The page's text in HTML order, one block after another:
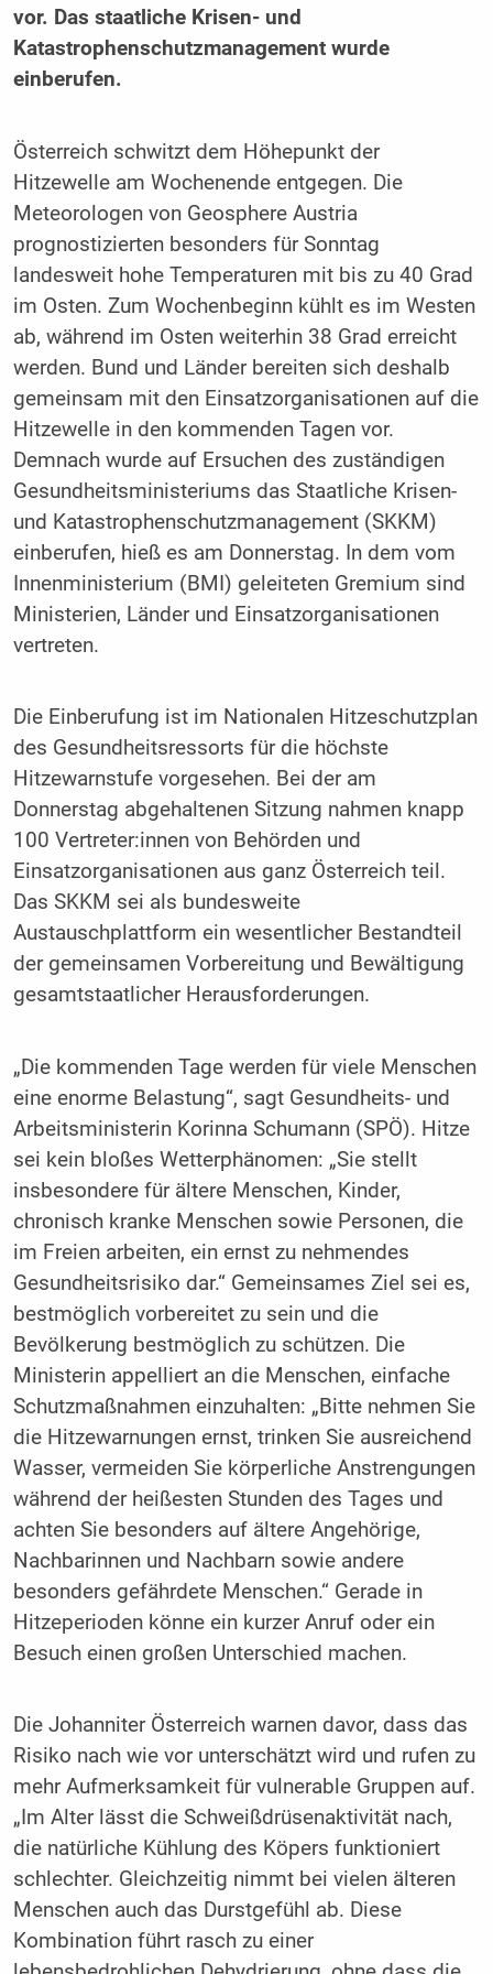
vor. Das staatliche Krisen- und
Katastrophenschutzmanagement wurde
einberufen.
Österreich schwitzt dem Höhepunkt der
Hitzewelle am Wochenende entgegen. Die
Meteorologen von Geosphere Austria
prognostizierten besonders für Sonntag
landesweit hohe Temperaturen mit bis zu 40 Grad
im Osten. Zum Wochenbeginn kühlt es im Westen
ab, während im Osten weiterhin 38 Grad erreicht
werden. Bund und Länder bereiten sich deshalb
gemeinsam mit den Einsatzorganisationen auf die
Hitzewelle in den kommenden Tagen vor.
Demnach wurde auf Ersuchen des zuständigen
Gesundheitsministeriums das Staatliche Krisen-
und Katastrophenschutzmanagement (SKKM)
einberufen, hieß es am Donnerstag. In dem vom
Innenministerium (BMI) geleiteten Gremium sind
Ministerien, Länder und Einsatzorganisationen
vertreten.
Die Einberufung ist im Nationalen Hitzeschutzplan
des Gesundheitsressorts für die höchste
Hitzewarnstufe vorgesehen. Bei der am
Donnerstag abgehaltenen Sitzung nahmen knapp
100 Vertreter:innen von Behörden und
Einsatzorganisationen aus ganz Österreich teil.
Das SKKM sei als bundesweite
Austauschplattform ein wesentlicher Bestandteil
der gemeinsamen Vorbereitung und Bewältigung
gesamtstaatlicher Herausforderungen.
„Die kommenden Tage werden für viele Menschen
eine enorme Belastung“, sagt Gesundheits- und
Arbeitsministerin Korinna Schumann (SPÖ). Hitze
sei kein bloßes Wetterphänomen: „Sie stellt
insbesondere für ältere Menschen, Kinder,
chronisch kranke Menschen sowie Personen, die
im Freien arbeiten, ein ernst zu nehmendes
Gesundheitsrisiko dar.“ Gemeinsames Ziel sei es,
bestmöglich vorbereitet zu sein und die
Bevölkerung bestmöglich zu schützen. Die
Ministerin appelliert an die Menschen, einfache
Schutzmaßnahmen einzuhalten: „Bitte nehmen Sie
die Hitzewarnungen ernst, trinken Sie ausreichend
Wasser, vermeiden Sie körperliche Anstrengungen
während der heißesten Stunden des Tages und
achten Sie besonders auf ältere Angehörige,
Nachbarinnen und Nachbarn sowie andere
besonders gefährdete Menschen.“ Gerade in
Hitzeperioden könne ein kurzer Anruf oder ein
Besuch einen großen Unterschied machen.
Die Johanniter Österreich warnen davor, dass das
Risiko nach wie vor unterschätzt wird und rufen zu
mehr Aufmerksamkeit für vulnerable Gruppen auf.
„Im Alter lässt die Schweißdrüsenaktivität nach,
die natürliche Kühlung des Köpers funktioniert
schlechter. Gleichzeitig nimmt bei vielen älteren
Menschen auch das Durstgefühl ab. Diese
Kombination führt rasch zu einer